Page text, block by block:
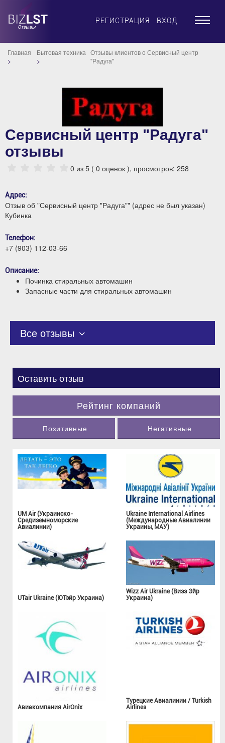
РЕГИСТРАЦИЯ ВХОД ×
Главная Бытовая техника Отзывы клиентов о Сервисный центр
"Радуга"
Сервисный центр "Радуга"
отзывы
0 из 5 ( 0 оценок ), просмотров: 258
Адрес:
Отзыв об "Сервисный центр "Радуга"" (адрес не был указан)
Кубинка
Телефон:
+7 (903) 112-03-66
Описание:
Починка стиральных автомашин
Запасные части для стиральных автомашин
Все отзывы
Оставить отзыв
Рейтинг компаний
Позитивные Негативные
UM Air (Украинско-
Средиземноморские
Авиалинии)
Ukraine International Airlines
(Международные Авиалинии
Украины, МАУ)
UTair Ukraine (ЮТэйр Украина)
Wizz Air Ukraine (Визз Эйр
Украина)
Авиакомпания AirOnix
Турецкие Авиалинии / Turkish
Airlines